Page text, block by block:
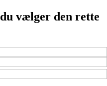
vælger den rette